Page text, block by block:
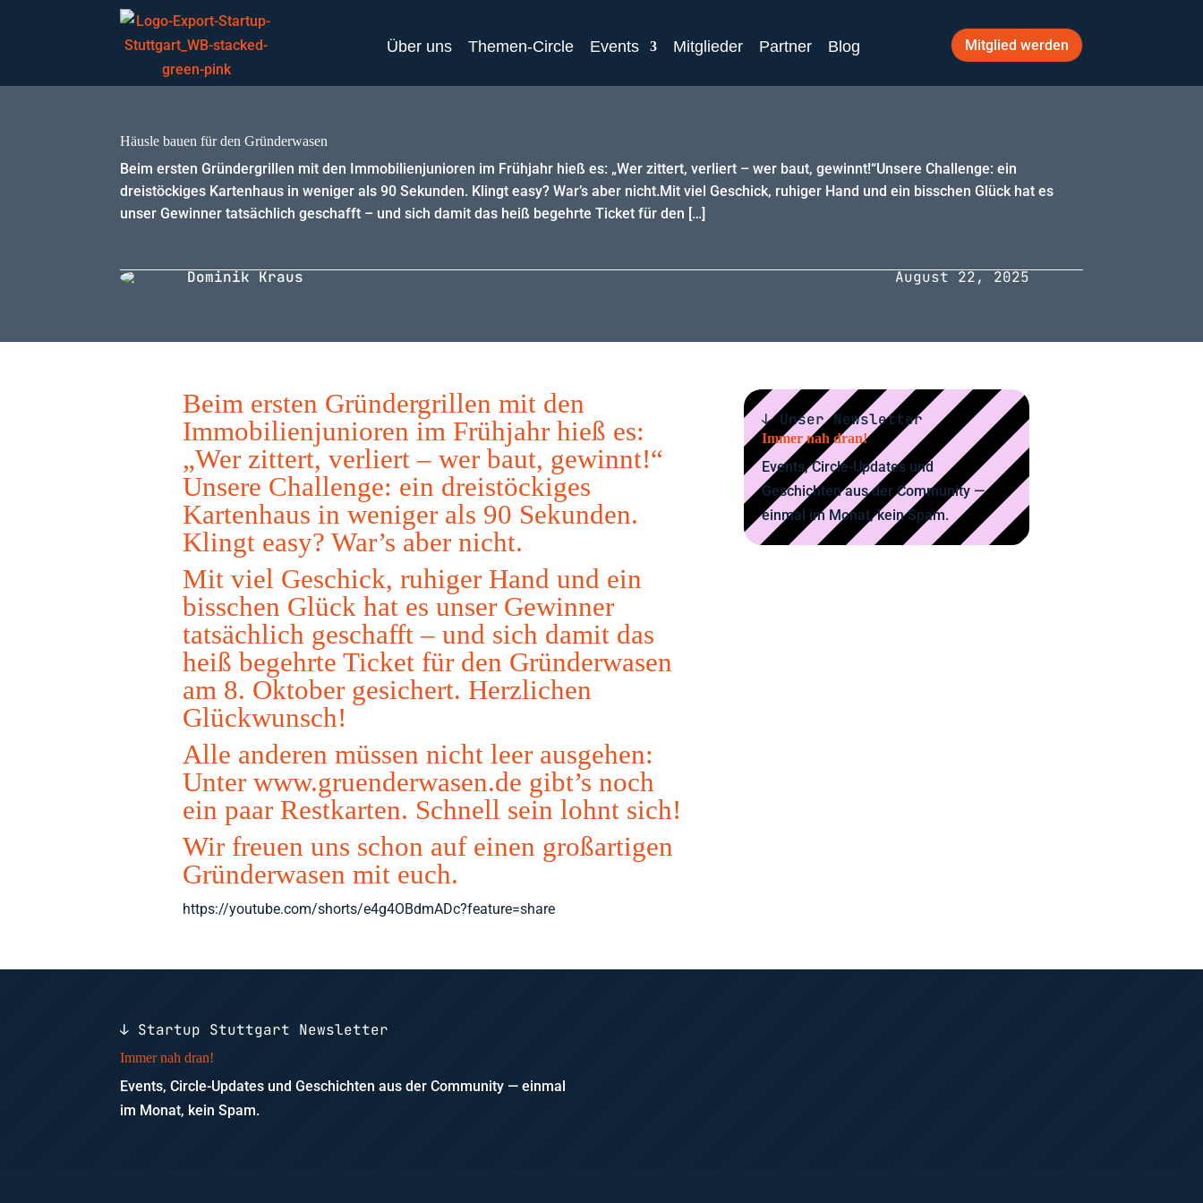
Über uns Themen-Circle Events Mitglieder Partner Blog Mitglied werden
Häusle bauen für den Gründerwasen
Beim ersten Gründergrillen mit den Immobilienjunioren im Frühjahr hieß es: „Wer zittert, verliert – wer baut, gewinnt!“Unsere Challenge: ein
dreistöckiges Kartenhaus in weniger als 90 Sekunden. Klingt easy? War’s aber nicht.Mit viel Geschick, ruhiger Hand und ein bisschen Glück hat es
unser Gewinner tatsächlich geschafft – und sich damit das heiß begehrte Ticket für den […]
Dominik Kraus August 22, 2025
Beim ersten Gründergrillen mit den
Immobilienjunioren im Frühjahr hieß es:
„Wer zittert, verliert – wer baut, gewinnt!“
Unsere Challenge: ein dreistöckiges
Kartenhaus in weniger als 90 Sekunden.
Klingt easy? War’s aber nicht.
Mit viel Geschick, ruhiger Hand und ein
bisschen Glück hat es unser Gewinner
tatsächlich geschafft – und sich damit das
heiß begehrte Ticket für den Gründerwasen
am 8. Oktober gesichert. Herzlichen
Glückwunsch!
Alle anderen müssen nicht leer ausgehen:
Unterwww.gruenderwasen.de gibt’s noch
ein paar Restkarten. Schnell sein lohnt sich!
Wir freuen uns schon auf einen großartigen
Gründerwasen mit euch.
https://youtube.com/shorts/e4g4OBdmADc?feature=share
↓ Unser Newsletter
Immer nah dran!
Events, Circle-Updates und
Geschichten aus der Community —
einmal im Monat, kein Spam.
↓ Startup Stuttgart Newsletter
Immer nah dran!
Events, Circle-Updates und Geschichten aus der Community — einmal
im Monat, kein Spam.